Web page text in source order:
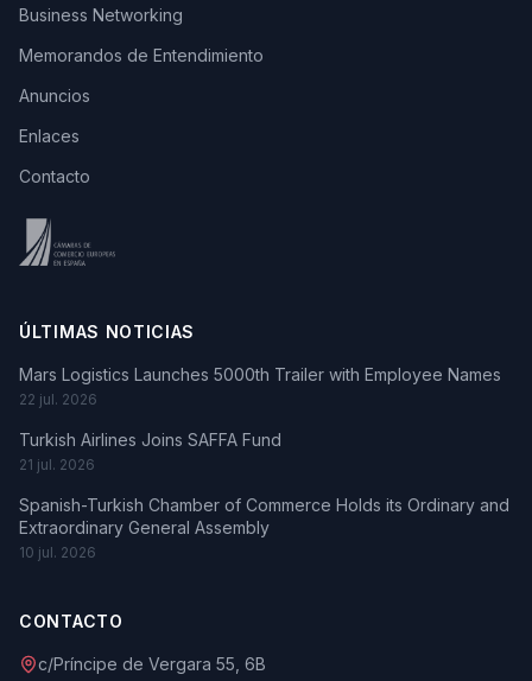
Business Networking
Memorandos de Entendimiento
Anuncios
Enlaces
Contacto
ÚLTIMAS NOTICIAS
Mars Logistics Launches 5000th Trailer with Employee Names
22 jul. 2026
Turkish Airlines Joins SAFFA Fund
21 jul. 2026
Spanish-Turkish Chamber of Commerce Holds its Ordinary and
Extraordinary General Assembly
10 jul. 2026
CONTACTO
c/Príncipe de Vergara 55, 6B